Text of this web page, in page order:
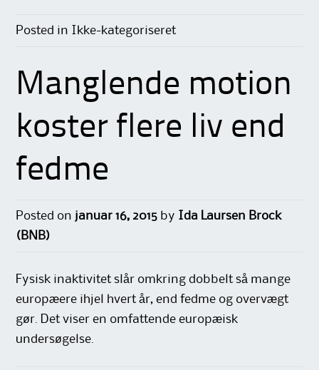
Posted in Ikke-kategoriseret
Manglende motion
koster flere liv end
fedme
Posted on januar 16, 2015 by Ida Laursen Brock
(BNB)
Fysisk inaktivitet slår omkring dobbelt så mange
europæere ihjel hvert år, end fedme og overvægt
gør. Det viser en omfattende europæisk
undersøgelse.